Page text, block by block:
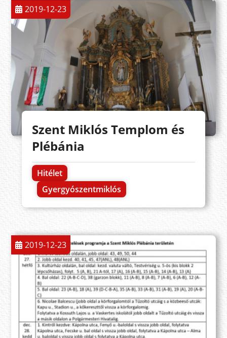
2019-12-23
Szent Miklós Templom és
Plébánia
Hitélet
Gyergyószentmiklós
2019-12-23